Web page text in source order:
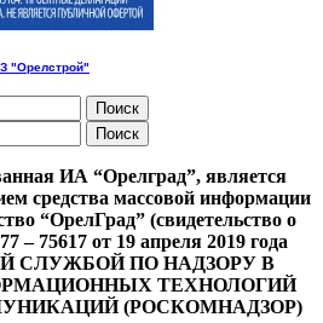
"Орелстрой"
ИА “Орелград”, является
средства массовой информации
“ОрелГрад” (свидетельство о
75617 от 19 апреля 2019 года
СЛУЖБОЙ ПО НАДЗОРУ В
ТЕХНОЛОГИЙ
(РОСКОМНАДЗОР)